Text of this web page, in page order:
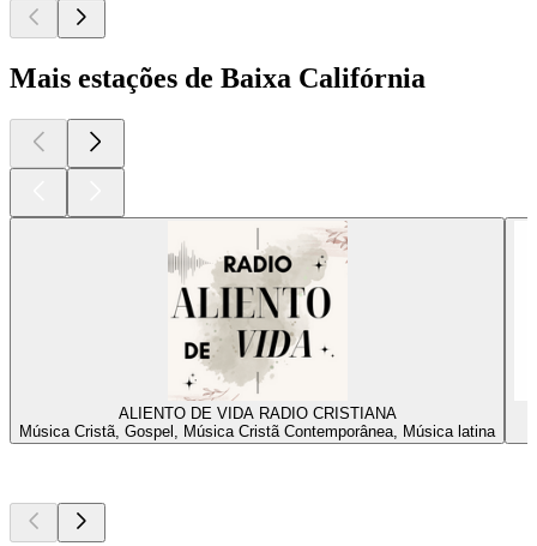
Mais estações de Baixa Califórnia
ALIENTO DE VIDA RADIO CRISTIANA
Música Cristã, Gospel, Música Cristã Contemporânea, Música latina